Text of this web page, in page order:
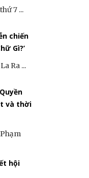
7 ...
chiến
Gì?’
Ra ...
và thời
hội